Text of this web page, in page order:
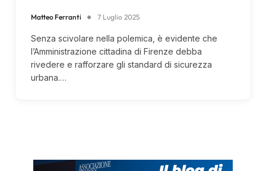
Matteo Ferranti 7 Luglio 2025
Senza scivolare nella polemica, è evidente che
l’Amministrazione cittadina di Firenze debba
rivedere e rafforzare gli standard di sicurezza
urbana.…